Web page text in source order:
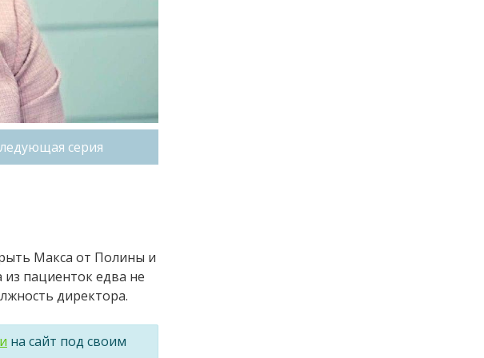
серия
Макса от Полины и
пациенток едва не
директора.
на сайт под своим